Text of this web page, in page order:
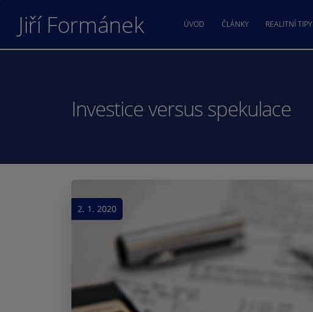
Jiří Formánek ÚVOD ČLÁNKY REALITNÍ TIPY
Investice versus spekulace
2. 1. 2020